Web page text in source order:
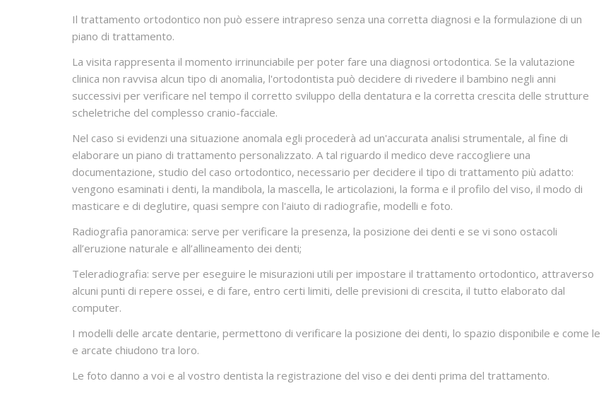
Il trattamento ortodontico non può essere intrapreso senza una corretta diagnosi e la formulazione di un
piano di trattamento.
La visita rappresenta il momento irrinunciabile per poter fare una diagnosi ortodontica. Se la valutazione
clinica non ravvisa alcun tipo di anomalia, l'ortodontista può decidere di rivedere il bambino negli anni
successivi per verificare nel tempo il corretto sviluppo della dentatura e la corretta crescita delle strutture
scheletriche del complesso cranio-facciale.
Nel caso si evidenzi una situazione anomala egli procederà ad un'accurata analisi strumentale, al fine di
elaborare un piano di trattamento personalizzato. A tal riguardo il medico deve raccogliere una
documentazione, studio del caso ortodontico, necessario per decidere il tipo di trattamento più adatto:
vengono esaminati i denti, la mandibola, la mascella, le articolazioni, la forma e il profilo del viso, il modo di
masticare e di deglutire, quasi sempre con l'aiuto di radiografie, modelli e foto.
Radiografia panoramica: serve per verificare la presenza, la posizione dei denti e se vi sono ostacoli
all’eruzione naturale e all’allineamento dei denti;
Teleradiografia: serve per eseguire le misurazioni utili per impostare il trattamento ortodontico, attraverso
alcuni punti di repere ossei, e di fare, entro certi limiti, delle previsioni di crescita, il tutto elaborato dal
computer.
I modelli delle arcate dentarie, permettono di verificare la posizione dei denti, lo spazio disponibile e come le
e arcate chiudono tra loro.
Le foto danno a voi e al vostro dentista la registrazione del viso e dei denti prima del trattamento.